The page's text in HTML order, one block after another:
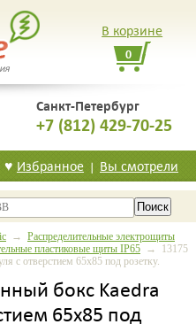
Санкт-Петербург
+7 (812) 429-70-25
В корзине
0
♥ Избранное | Вы смотрели
→ Распределительные электрощиты
пластиковые щиты IP65 → 13175
с отверстием 65х85 под розетку.
бокс Kaedra
65х85 под